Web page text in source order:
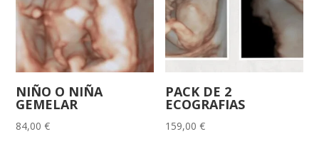
NIÑO O NIÑA
GEMELAR
84,00€
PACK DE 2
ECOGRAFIAS
159,00€